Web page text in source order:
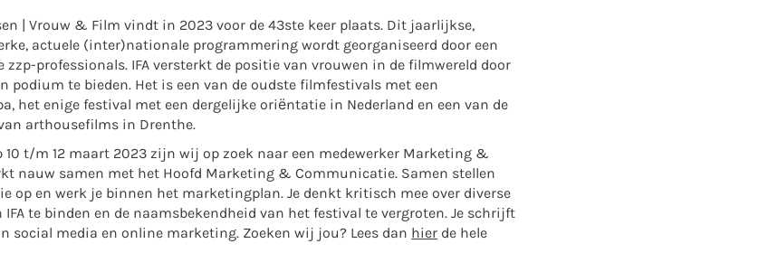
| Vrouw & Film vindt in 2023 voor de 43ste keer plaats. Dit jaarlijkse,
actuele (inter)nationale programmering wordt georganiseerd door een
zzp-professionals. IFA versterkt de positie van vrouwen in de filmwereld door
podium te bieden. Het is een van de oudste filmfestivals met een
het enige festival met een dergelijke oriëntatie in Nederland en een van de
arthousefilms in Drenthe.
10 t/m 12 maart 2023 zijn wij op zoek naar een medewerker Marketing &
nauw samen met het Hoofd Marketing & Communicatie. Samen stellen
op en werk je binnen het marketingplan. Je denkt kritisch mee over diverse
te binden en de naamsbekendheid van het festival te vergroten. Je schrijft
social media en online marketing. Zoeken wij jou? Lees dan hier de hele